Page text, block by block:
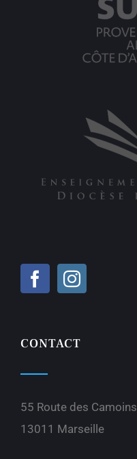
CONTACT
55 Route des Camoins
13011 Marseille